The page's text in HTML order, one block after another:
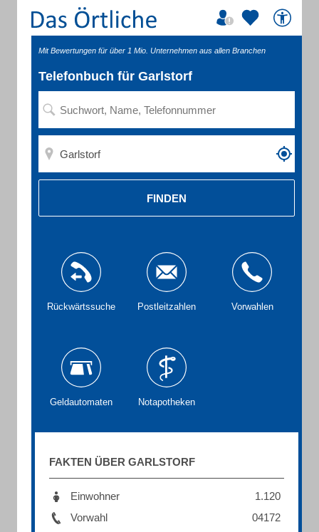
Mit Bewertungen für über 1 Mio. Unternehmen aus allen Branchen
Telefonbuch für Garlstorf
FINDEN
Rückwärtssuche Postleitzahlen Vorwahlen
Geldautomaten Notapotheken
FAKTEN ÜBER GARLSTORF
Einwohner
1.120
Vorwahl
04172